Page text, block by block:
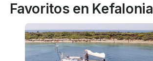
Favoritos en Kefalonia